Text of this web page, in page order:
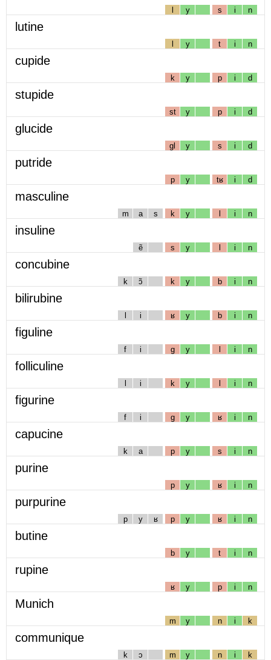
l y s i n
lutine
l y t i n
cupide
k y p i d
stupide
st y p i d
glucide
gl y s i d
putride
p y tʁ i d
masculine
m a s k y l i n
insuline
ẽ s y l i n
concubine
k ɔ̃ k y b i n
bilirubine
l i ʁ y b i n
figuline
f i g y l i n
folliculine
l i k y l i n
figurine
f i g y ʁ i n
capucine
k a p y s i n
purine
p y ʁ i n
purpurine
p y ʁ p y ʁ i n
butine
b y t i n
rupine
ʁ y p i n
Munich
m y n i k
communique
k ɔ m y n i k